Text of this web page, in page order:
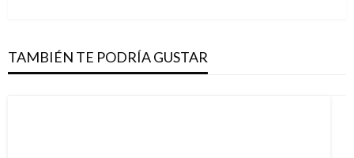
TAMBIÉN TE PODRÍA GUSTAR